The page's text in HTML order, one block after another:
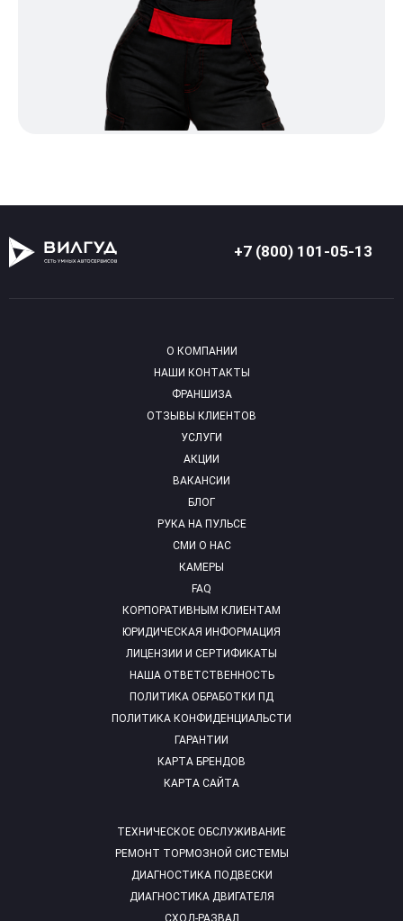
+7 (800) 101-05-13
О КОМПАНИИ
НАШИ КОНТАКТЫ
ФРАНШИЗА
ОТЗЫВЫ КЛИЕНТОВ
УСЛУГИ
АКЦИИ
ВАКАНСИИ
БЛОГ
РУКА НА ПУЛЬСЕ
СМИ О НАС
КАМЕРЫ
FAQ
ТЕХНИЧЕСКОЕ ОБСЛУЖИВАНИЕ
РЕМОНТ ТОРМОЗНОЙ СИСТЕМЫ
ДИАГНОСТИКА ПОДВЕСКИ
ДИАГНОСТИКА ДВИГАТЕЛЯ
КОРПОРАТИВНЫМ КЛИЕНТАМ
ЮРИДИЧЕСКАЯ ИНФОРМАЦИЯ
ЛИЦЕНЗИИ И СЕРТИФИКАТЫ
НАША ОТВЕТСТВЕННОСТЬ
ПОЛИТИКА ОБРАБОТКИ ПД
ПОЛИТИКА КОНФИДЕНЦИАЛЬСТИ
ГАРАНТИИ
КАРТА БРЕНДОВ
КАРТА САЙТА